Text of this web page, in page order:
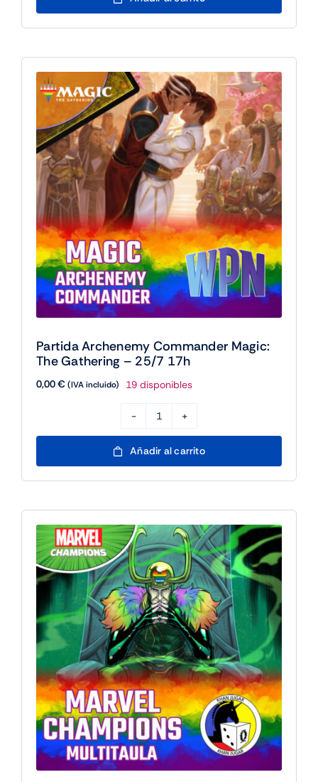
Lorcana
17h
cantidad
Partida Archenemy Commander Magic:
The Gathering – 25/7 17h
0,00€(IVA incluido) 19 disponibles
Magic:
-
25/7
17h
cantidad
Añadir al carrito